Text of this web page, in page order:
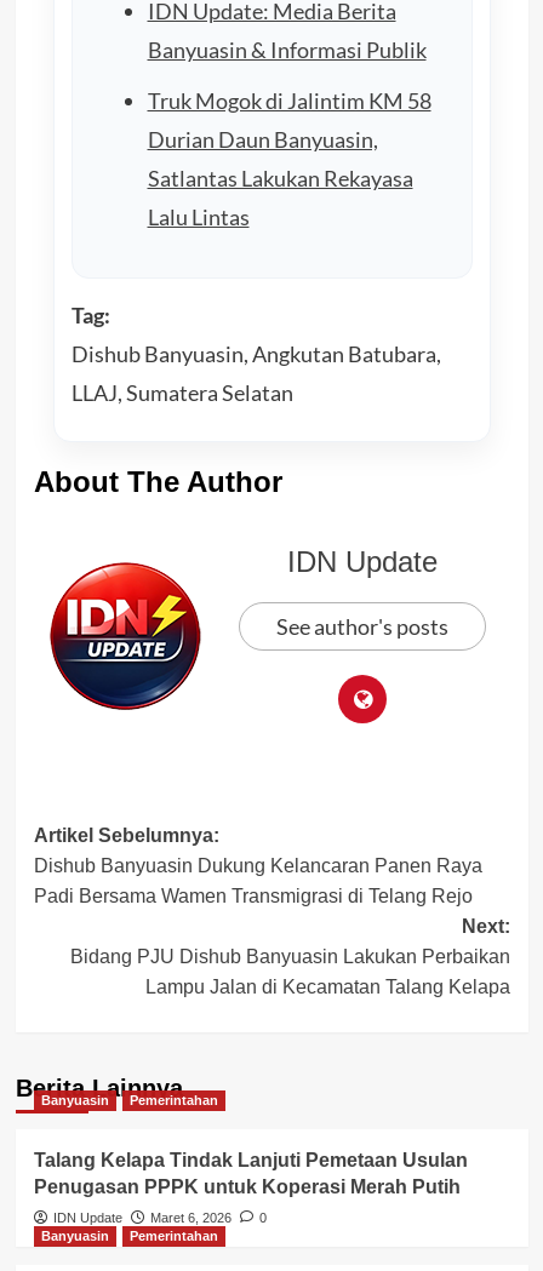
IDN Update: Media Berita
Banyuasin & Informasi Publik
Truk Mogok di Jalintim KM 58
Durian Daun Banyuasin,
Satlantas Lakukan Rekayasa
Lalu Lintas
Tag:
Dishub Banyuasin, Angkutan Batubara,
LLAJ, Sumatera Selatan
About The Author
IDN Update
See author's posts
Post
navigation
Artikel Sebelumnya:
Dishub Banyuasin Dukung Kelancaran Panen Raya
Padi Bersama Wamen Transmigrasi di Telang Rejo
Next:
Bidang PJU Dishub Banyuasin Lakukan Perbaikan
Lampu Jalan di Kecamatan Talang Kelapa
Berita Lainnya
Banyuasin Pemerintahan
Talang Kelapa Tindak Lanjuti Pemetaan Usulan
Penugasan PPPK untuk Koperasi Merah Putih
IDN Update Maret 6, 2026
0
Banyuasin
Pemerintahan